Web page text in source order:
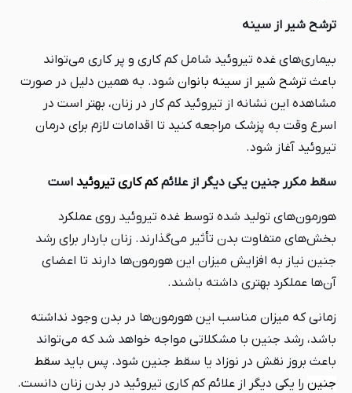
ترشح شیر از سینه
بیماری‌های غده تیروئید شامل کم کاری و پر کاری می‌تواند
باعث ترشح شیر از سینه بانوان شود. به همین دلیل در صورت
مشاهده این نشانه از تیروئید کم کار در زنان، بهتر است در
اسرع وقت به پزشک مراجعه کنید تا اقدامات لازم برای درمان
تیروئید آغاز شود.
سقط مکرر جنین یکی دیگر از علائم کم کاری تیروئید است
هورمون‌های تولید شده توسط غده تیروئید روی عملکرد
بخش‌های متفاوت بدن تأثیر می‌گذارند. زنان باردار برای رشد
جنین نیاز به افزایش میزان این هورمون‌ها دارند تا اعضای
آن‌ها عملکرد بهتری داشته باشند.
زمانی که میزان مناسب این هورمون‌ها در بدن وجود نداشته
باشد، رشد جنین با مشکلاتی مواجه خواهد شد که می‌تواند
باعث بروز نقش در نوزاد یا سقط جنین شود. پس باید سقط
جنین را یکی دیگر از علائم کم کاری تیروئید در بدن زنان دانست.